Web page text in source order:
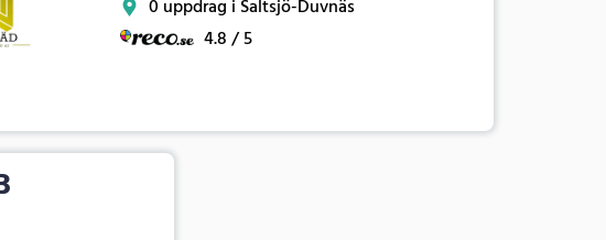
0 uppdrag i Saltsjö-Duvnäs
4.8 / 5